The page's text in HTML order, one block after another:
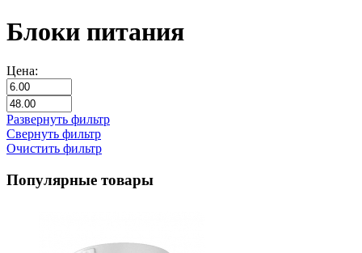
Блоки питания
Цена:
Развернуть фильтр
Свернуть фильтр
Очистить фильтр
Популярные товары